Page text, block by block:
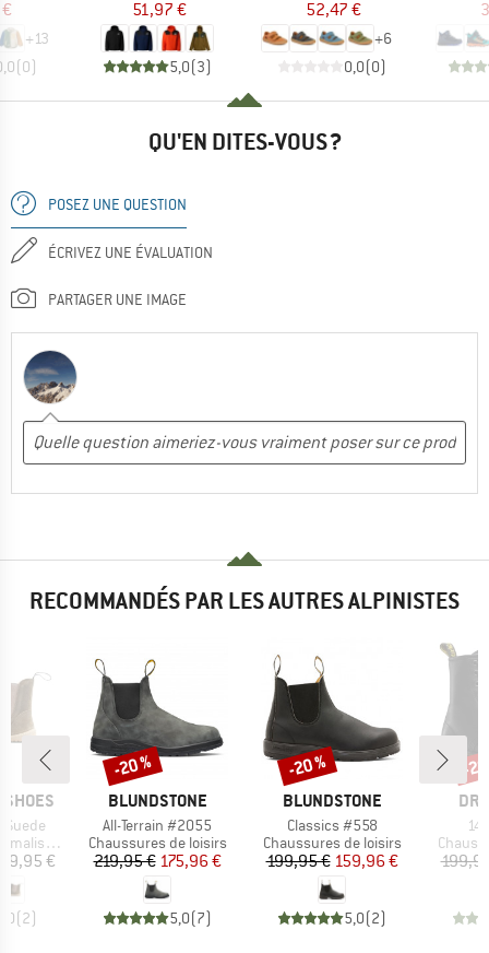
+13
(0)
51,97 €
5,0(3)
52,47 €
+6
0,0(0)
QU'EN DITES-VOUS ?
POSEZ UNE QUESTION
ÉCRIVEZ UNE ÉVALUATION
PARTAGER UNE IMAGE
RECOMMANDÉS PAR LES AUTRES ALPINISTES
SHOES
Suede
€
(2)
MARQUE
BLUNDSTONE
Article
All-Terrain #2055
Product group
Chaussures de loisirs
Prix
219,95 €Prix réduit
175,96 €
5,0(7)
Remise
-20 %
MARQUE
BLUNDSTONE
Article
Classics #558
Product group
Chaussures de loisirs
Prix
199,95 €Prix réduit
159,96 €
5,0(2)
Remise
-20 %
DR.
-